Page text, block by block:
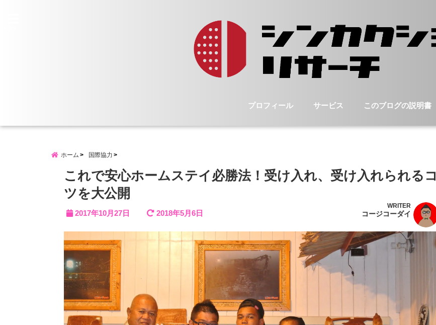
プロフィール サービス このブログの説明書
ホーム 国際協力
これで安心ホームステイ必勝法！受け入れ、受け入れられるコ
ツを大公開
2017年10月27日 2018年5月6日
WRITER
コージコーダイ